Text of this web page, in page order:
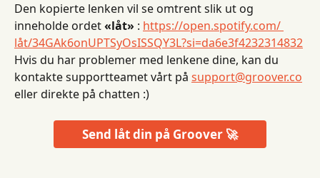
Den kopierte lenken vil se omtrent slik ut og
inneholde ordet «låt» : https://open.spotify.com/
låt/34GAk6onUPTSyOsISSQY3L?si=da6e3f4232314832
Hvis du har problemer med lenkene dine, kan du
kontakte supportteamet vårt på support@groover.co
eller direkte på chatten :)
Send låt din på Groover 🚀